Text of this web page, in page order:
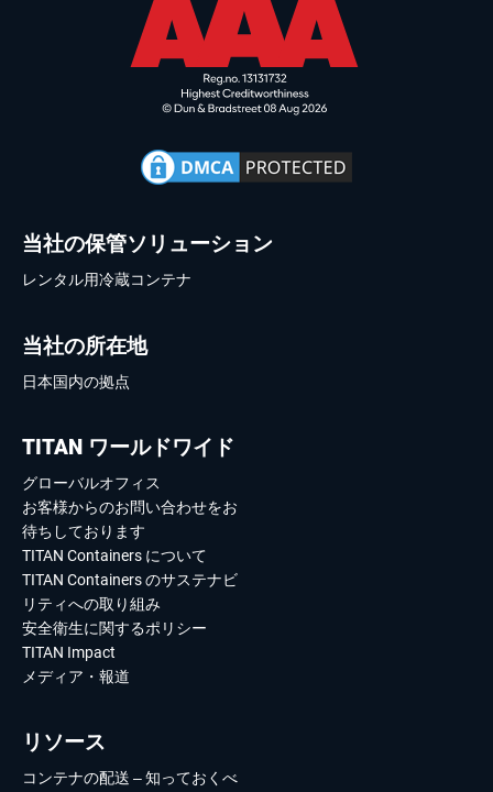
当社の保管ソリューション
レンタル用冷蔵コンテナ
当社の所在地
日本国内の拠点
TITAN ワールドワイド
グローバルオフィス
お客様からのお問い合わせをお
待ちしております
TITAN Containers について
TITAN Containers のサステナビ
リティへの取り組み
安全衛生に関するポリシー
TITAN Impact
メディア・報道
リソース
コンテナの配送 – 知っておくべ